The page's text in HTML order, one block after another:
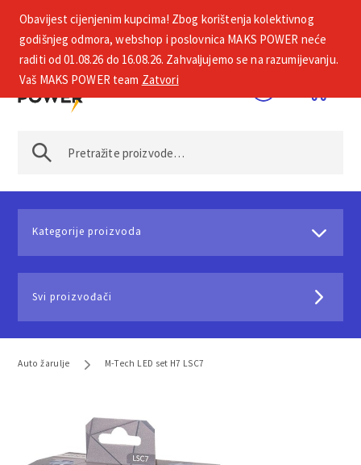
+385 1 2002 575
Kategorije proizvoda
Svi proizvođači
Auto žarulje M-Tech LED set H7 LSC7
Obavijest cijenjenim kupcima! Zbog korištenja kolektivnog
godišnjeg odmora, webshop i poslovnica MAKS POWER neće
raditi od 01.08.26 do 16.08.26. Zahvaljujemo se na razumijevanju.
Vaš MAKS POWER team Zatvori